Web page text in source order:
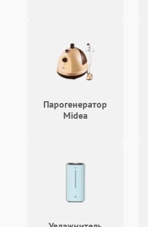
Парогенератор
Midea